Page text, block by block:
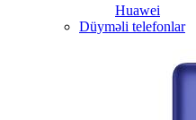
Huawei
Düyməli telefonlar